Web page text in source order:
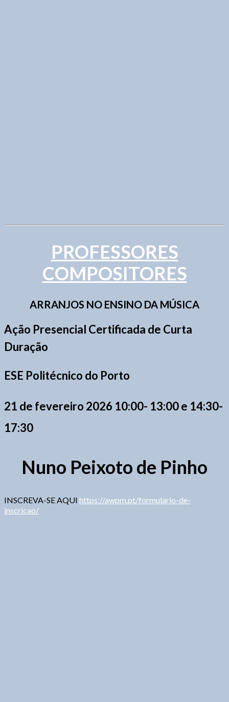
PROFESSORES
COMPOSITORES
ARRANJOS NO ENSINO DA MÚSICA
Ação Presencial Certificada de Curta
Duração
ESE Politécnico do Porto
21 de fevereiro 2026 10:00- 13:00 e 14:30-
17:30
Nuno Peixoto de Pinho
INSCREVA-SE AQUI https://awpm.pt/formulario-de-
inscricao/